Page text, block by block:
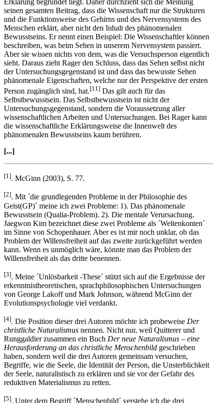
seinen gesamten Beitrag, dass die Wissenschaft nur die Strukturen
und die Funktionsweise des Gehirns und des Nervensystems des
Menschen erklärt, aber nicht den Inhalt des phänomenalen
Bewusstseins. Er nennt einen Beispiel: Die Wissenschaftler können
beschreiben, was beim Sehen in unserem Nervensystem passiert.
Aber sie wissen nichts von dem, was die Versuchsperson eigentlich
sieht. Daraus zieht Rager den Schluss, dass das Sehen selbst nicht
der Untersuchungsgegenstand ist und dass das bewusste Sehen
phänomenale Eigenschaften, welche nur der Perspektive der ersten
Person zugänglich sind, hat.[11] Das gilt auch für das
Selbstbewusstsein. Das Selbstbewusstsein ist nicht der
Untersuchungsgegenstand, sondern die Voraussetzung aller
wissenschaftlichen Arbeiten und Untersuchungen. Bei Rager kann
die wissenschaftliche Erklärungsweise die Innenwelt des
phänomenalen Bewusstseins kaum berühren.
[...]
[1]. McGinn (2003), S. 77.
[2]. Mit ´die grundlegenden Probleme in der Philosophie des
Geist(GP)´ meine ich zwei Probleme: 1). Das phänomenale
Bewusstsein (Qualia-Problem). 2). Die mentale Verursachung.
Jaegwon Kim bezeichnet diese zwei Probleme als ´Weltenkonten´
im Sinne von Schopenhauer. Aber es ist mir noch unklar, ob das
Problem der Willensfreiheit auf das zweite zurückgeführt werden
kann. Wenn es unmöglich wäre, könnte man das Problem der
Willensfreiheit als das dritte benennen.
[3]. Meine ´Unlösbarkeit -These´ stützt sich auf die Ergebnisse der
erkenntnistheoretischen, sprachphilosophischen Untersuchungen
von George Lakoff und Mark Johnson, während McGinn der
Evolutionspsychologie viel verdankt.
[4]. Die Position dieser drei Autoren möchte ich probeweise Der
christliche Naturalismus nennen. Nicht nur, weil Quitterer und
Runggaldier zusammen ein Buch Der neue Naturalismus – eine
Herausforderung an das christliche Menschenbild geschrieben
haben, sondern weil die drei Autoren gemeinsam versuchen,
Begriffe, wie die Seele, die Identität der Person, die Unsterblichkeit
der Seele, naturalistisch zu erklären und sie vor der Gefahr des
reduktiven Materialismus zu retten.
[5]. Unter dem Begriff ´Menschenbild´ verstehe ich die drei